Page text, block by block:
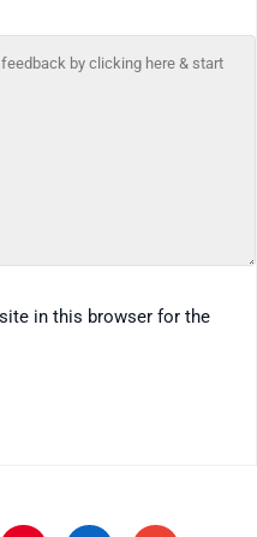
in this browser for the